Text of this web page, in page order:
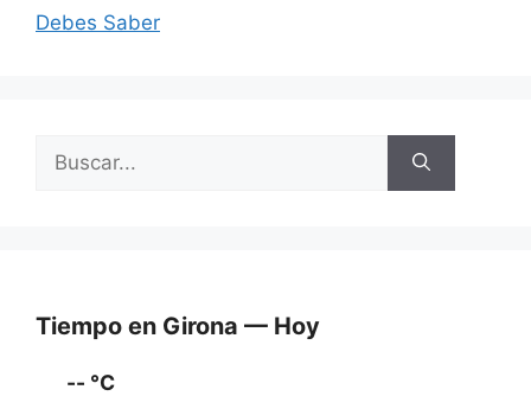
Debes Saber
Tiempo en Girona — Hoy
-- °C